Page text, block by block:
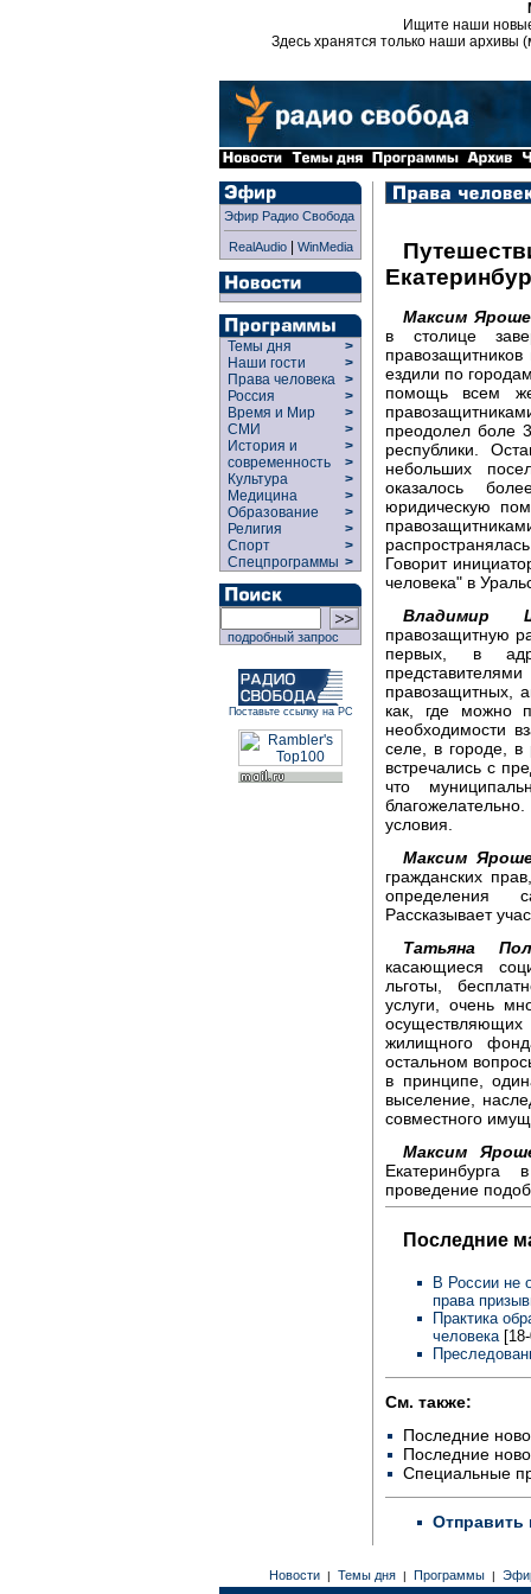
Ищите наши
Здесь хранятся только наши архивы
Эфир Радио Свобода
RealAudio| WinMedia
Темы дня
>
Наши гости
>
Права человека >
Россия
>
Время и Мир
>
СМИ
>
История и
современность
>
>
Культура
>
Медицина
>
Образование
>
Религия
>
Спорт
>
Спецпрограммы >
подробный запрос
Поставьте ссылку на РС
Максим
в столице
ездили по
помощь всем
преодолел боле
республики.
небольших
оказалось
юридическую
Говорит
человека" в
Владимир
правозащитную
первых, в
правозащитных,
как, где можно
необходимости
селе, в городе, в
встречались с
что
условия.
Максим
гражданских
определения
Рассказывает
Татьяна
касающиеся
льготы,
услуги, очень
жилищного
остальном
в принципе,
выселение,
совместного
Максим
проведение
Последние
В России не
права
Практика
человека
См. также:
Последние
Последние
Специальные
Отправить
Новости | Темы дня | Программы |